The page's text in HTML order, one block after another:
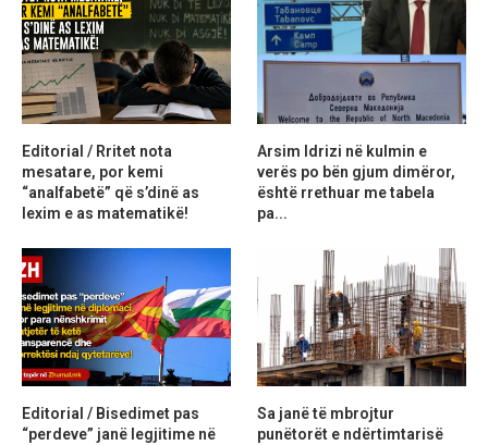
Editorial / Rritet nota
mesatare, por kemi
“analfabetë” që s’dinë as
lexim e as matematikë!
Arsim Idrizi në kulmin e
verës po bën gjum dimëror,
është rrethuar me tabela
pa...
Editorial / Bisedimet pas
“perdeve” janë legjitime në
Sa janë të mbrojtur
punëtorët e ndërtimtarisë